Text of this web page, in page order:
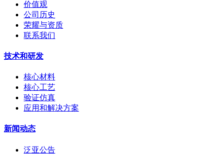
价值观
公司历史
荣耀与资质
联系我们
技术和研发
核心材料
核心工艺
验证仿真
应用和解决方案
新闻动态
泛亚公告